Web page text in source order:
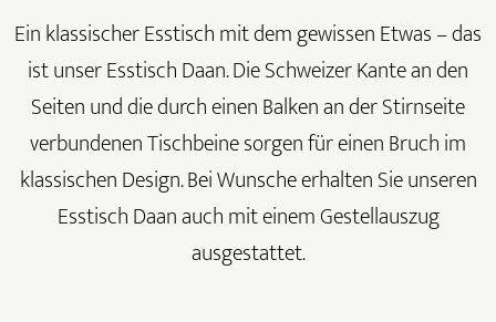
Ein klassischer Esstisch mit dem gewissen Etwas – das
ist unser Esstisch Daan. Die Schweizer Kante an den
Seiten und die durch einen Balken an der Stirnseite
verbundenen Tischbeine sorgen für einen Bruch im
klassischen Design. Bei Wunsche erhalten Sie unseren
Esstisch Daan auch mit einem Gestellauszug
ausgestattet.